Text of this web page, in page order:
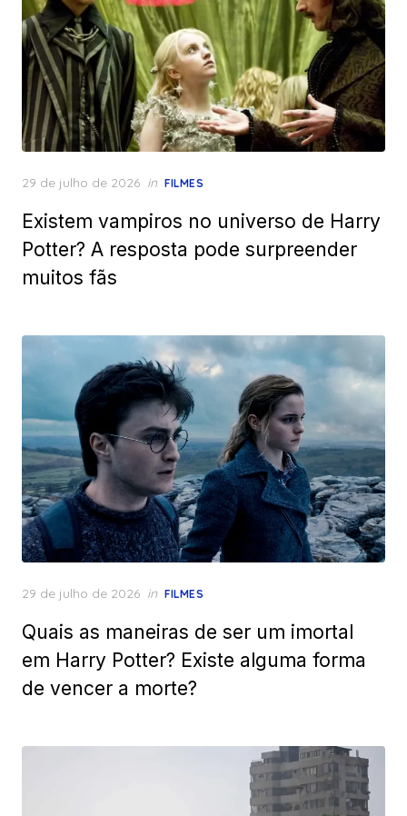
Posted
29 de julho de 2026 in FILMES
Existem vampiros no universo de Harry
Potter? A resposta pode surpreender
muitos fãs
Posted
29 de julho de 2026 in FILMES
Quais as maneiras de ser um imortal
em Harry Potter? Existe alguma forma
de vencer a morte?